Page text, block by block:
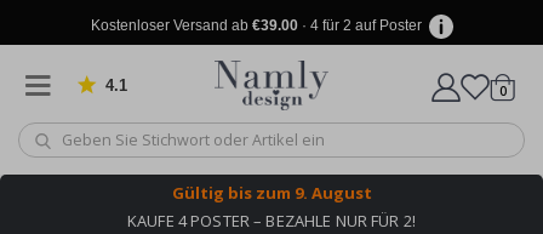
Kostenloser Versand ab €39.00· 4 für 2 auf Poster
4.1 von 1024 Bewertungen
Wagen
0
Gültig bis zum 9. August
KAUFE 4 POSTER – BEZAHLE NUR FÜR 2!